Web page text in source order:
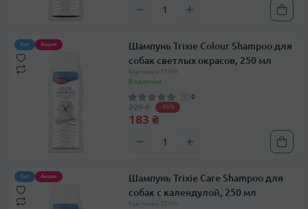
Хит Акция
Шампунь Trixie Colour Shampoo для
собак светлых окрасов, 250 мл
Код товара: 37594
В наличии
0
229 ₴ -20%
183 ₴
Хит Акция
Шампунь Trixie Care Shampoo для
собак с календулой, 250 мл
Код товара: 37590